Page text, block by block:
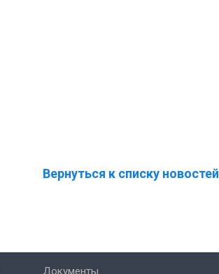
Вернуться к списку новостей
Документы